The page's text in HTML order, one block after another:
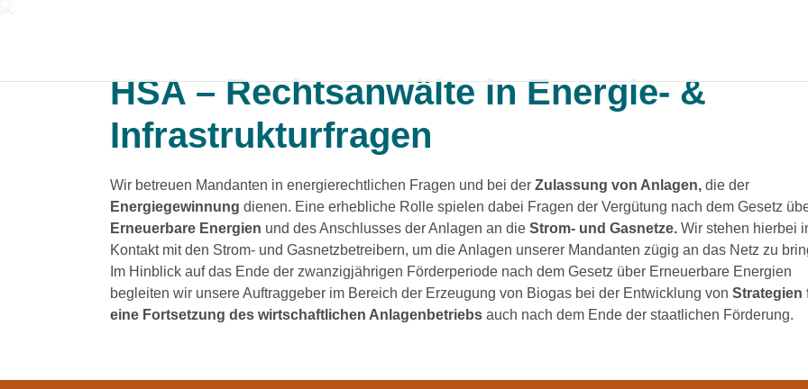
HSA – Rechtsanwälte in Energie- &
Infrastrukturfragen
Wir betreuen Mandanten in energierechtlichen Fragen und bei der Zulassung von Anlagen, die der
Energiegewinnung dienen. Eine erhebliche Rolle spielen dabei Fragen der Vergütung nach dem Gesetz
Erneuerbare Energien und des Anschlusses der Anlagen an die Strom- und Gasnetze. Wir stehen hierbei
Kontakt mit den Strom- und Gasnetzbetreibern, um die Anlagen unserer Mandanten zügig an das Netz zu
Im Hinblick auf das Ende der zwanzigjährigen Förderperiode nach dem Gesetz über Erneuerbare Energien
begleiten wir unsere Auftraggeber im Bereich der Erzeugung von Biogas bei der Entwicklung von Strategien
eine Fortsetzung des wirtschaftlichen Anlagenbetriebs auch nach dem Ende der staatlichen Förderung.